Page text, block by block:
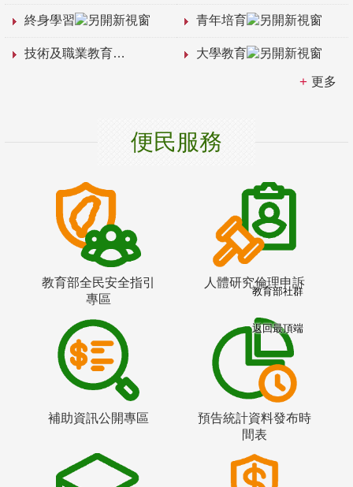
終身學習 青年培育
技術及職業教育 大學教育
更多
便民服務
教育部全民安全指引
專區
人體研究倫理申訴
補助資訊公開專區
預告統計資料發布時
間表
教育部社群
返回最頂端